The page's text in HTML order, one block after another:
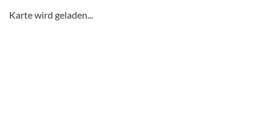
Karte wird geladen...